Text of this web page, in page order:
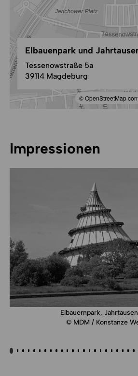
© OpenStreetMap
Elbauenpark und
Tessenowstraße 5a
39114 Magdeburg
Impressionen
Elbauernpark,
© MDM / Konstanze